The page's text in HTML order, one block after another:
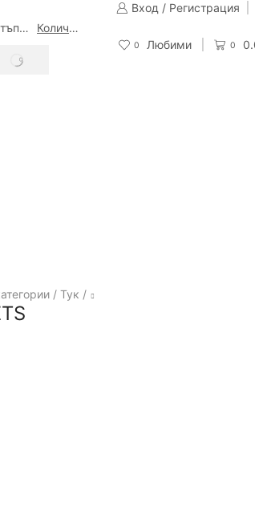
Вход / Регистрация
Използвайте промо кода си, за да получите отстъпка
Количка
SEARCH
0 Любими 0
/ Тук /